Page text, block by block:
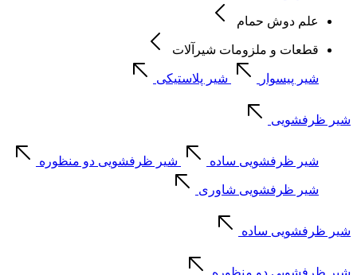
علم دوش حمام
قطعات و ملزومات شیرآلات
شیر پیسوار شیر پلاستیکی
شیر ظرفشویی
شیر ظرفشویی ساده شیر ظرفشویی دو منظوره
شیر ظرفشویی شاوری
شیر ظرفشویی ساده
شیر ظرفشویی دو منظوره